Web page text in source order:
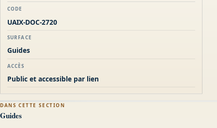
CODE
UAIX-DOC-2720
SURFACE
Guides
ACCÈS
Public et accessible par lien
DANS CETTE SECTION
Guides